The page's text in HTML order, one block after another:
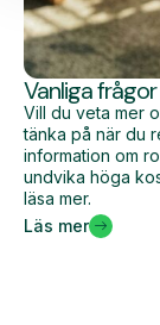
Vanliga
Vill du veta mer
tänka på när du
information om
undvika höga
läsa mer.
Läs mer